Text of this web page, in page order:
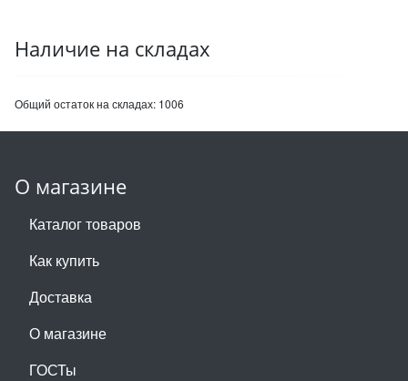
Наличие на складах
Общий остаток на складах: 1006
О магазине
Каталог товаров
Как купить
Доставка
О магазине
ГОСТы